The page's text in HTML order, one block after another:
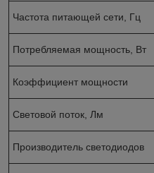
Частота питающей сети, Гц
Потребляемая мощность, Вт
Коэффициент мощности
Световой поток, Лм
Производитель светодиодов